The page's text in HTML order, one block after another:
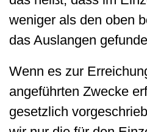
weniger als den oben
das Auslangen
Wenn es zur
angeführten Zwecke
gesetzlich